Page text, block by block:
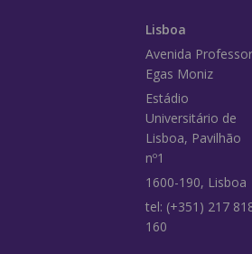
Lisboa
Avenida Professor
Egas Moniz
Estádio
Universitário de
Lisboa, Pavilhão
nº1
1600-190, Lisboa
tel: (+351) 217
160